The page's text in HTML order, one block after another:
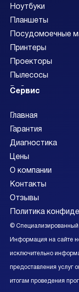
Ноутбуки
Планшеты
Посудомоечные
Принтеры
Проекторы
Пылесосы
Роботы-пылесосы
Смарт-часы
Смартфоны
Стиральные
Сушильные машины
Телевизоры
Фотоаппараты
Холодильники
Саундбары
Видеокамеры
Видеостены
Акустические
Ресиверы
Сервис
Главная
Гарантия
Диагностика
Цены
О компании
Контакты
Отзывы
Политика
© Специализированный
Информация на сайте
исключительно
предоставления услуг
итогам проведения